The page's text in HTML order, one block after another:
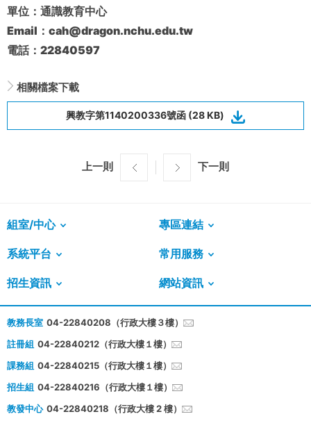
單位：通識教育中心
Email：cah@dragon.nchu.edu.tw
電話：22840597
相關檔案下載
興教字第1140200336號函 (28 KB)
上一則 下一則
組室/中心 專區連結
系統平台 常用服務
招生資訊 網站資訊
教務長室 04-22840208（行政大樓３樓）
註冊組 04-22840212（行政大樓１樓）
課務組 04-22840215（行政大樓１樓）
招生組 04-22840216（行政大樓１樓）
教發中心 04-22840218（行政大樓 2 樓）